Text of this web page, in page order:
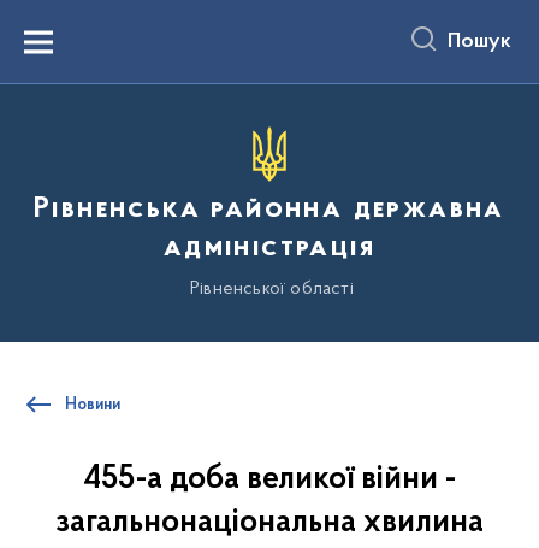
вмістуMenu Пошук
Рівненська районна державна
адміністрація
Рівненської області
Новини
455-а доба великої війни -
загальнонаціональна хвилина